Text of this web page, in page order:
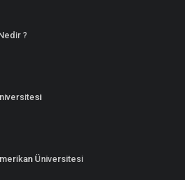
?
Üniversitesi